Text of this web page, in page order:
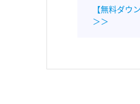
【無料ダウ
＞＞